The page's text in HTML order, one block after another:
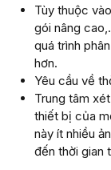
Tùy thuộc vào
gói nâng
quá trình
hơn.
Yêu cầu về
Trung tâm
thiết bị của
này ít nhiều
đến thời gian